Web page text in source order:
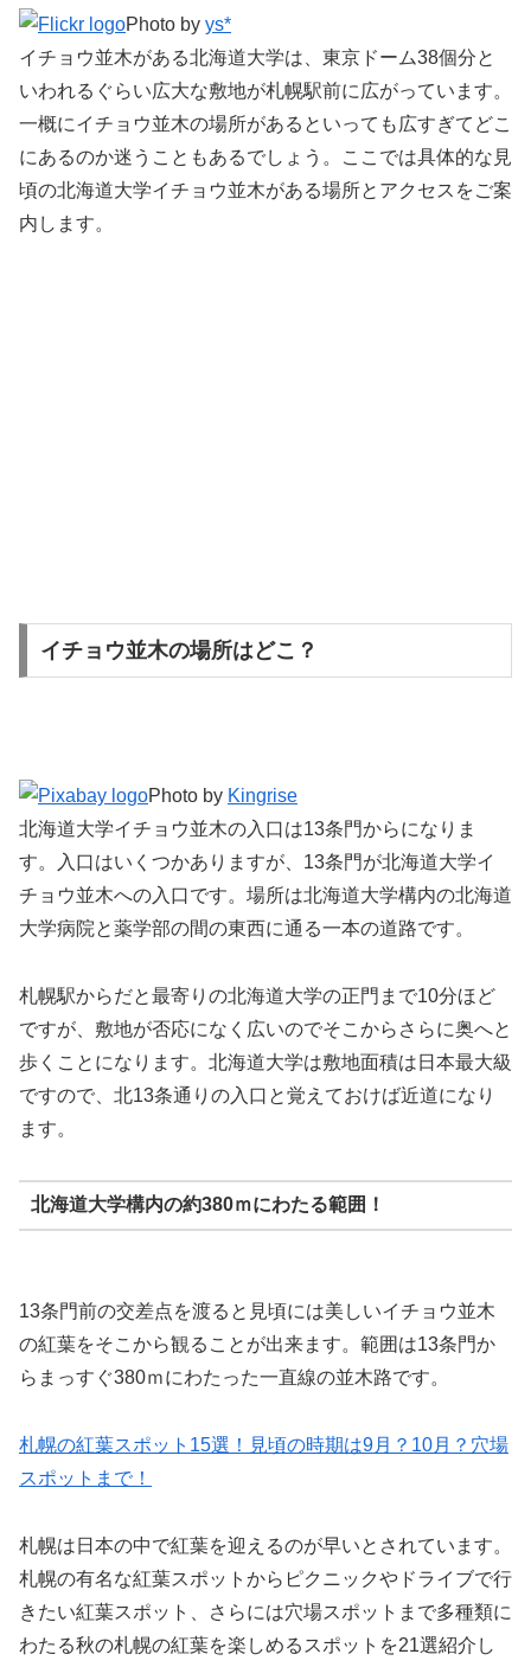
Photo by ys*
イチョウ並木がある北海道大学は、東京ドーム38個分と
いわれるぐらい広大な敷地が札幌駅前に広がっています。
一概にイチョウ並木の場所があるといっても広すぎてどこ
にあるのか迷うこともあるでしょう。ここでは具体的な見
頃の北海道大学イチョウ並木がある場所とアクセスをご案
内します。
イチョウ並木の場所はどこ？
Photo by Kingrise
北海道大学イチョウ並木の入口は13条門からになりま
す。入口はいくつかありますが、13条門が北海道大学イ
チョウ並木への入口です。場所は北海道大学構内の北海道
大学病院と薬学部の間の東西に通る一本の道路です。
札幌駅からだと最寄りの北海道大学の正門まで10分ほど
ですが、敷地が否応になく広いのでそこからさらに奥へと
歩くことになります。北海道大学は敷地面積は日本最大級
ですので、北13条通りの入口と覚えておけば近道になり
ます。
北海道大学構内の約380ｍにわたる範囲！
13条門前の交差点を渡ると見頃には美しいイチョウ並木
の紅葉をそこから観ることが出来ます。範囲は13条門か
らまっすぐ380ｍにわたった一直線の並木路です。
札幌の紅葉スポット15選！見頃の時期は9月？10月？穴場
スポットまで！
札幌は日本の中で紅葉を迎えるのが早いとされています。
札幌の有名な紅葉スポットからピクニックやドライブで行
きたい紅葉スポット、さらには穴場スポットまで多種類に
わたる秋の札幌の紅葉を楽しめるスポットを21選紹介し